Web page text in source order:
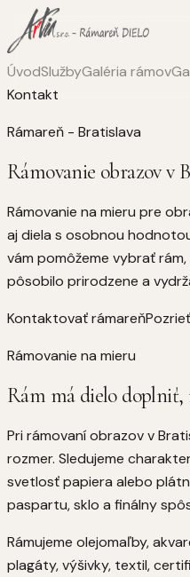
ÚvodSlužbyGaléria rámov
Kontakt
Rámareň - Bratislava
Rámovanie obrazov v
Rámovanie na mieru pre
aj diela s osobnou
vám pomôžeme vybrať
pôsobilo prirodzene a
Kontaktovať rámareň
Rámovanie na mieru
Rám má dielo doplniť,
Pri rámovaní obrazov v
rozmer. Sledujeme
svetlosť papiera alebo
paspartu, sklo a finálny
Rámujeme olejomaľby,
plagáty, výšivky, textil,